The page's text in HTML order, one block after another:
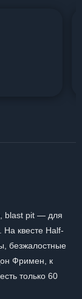
blast pit — для
На квесте Half-
безжалостные
Фримен, к
только 60